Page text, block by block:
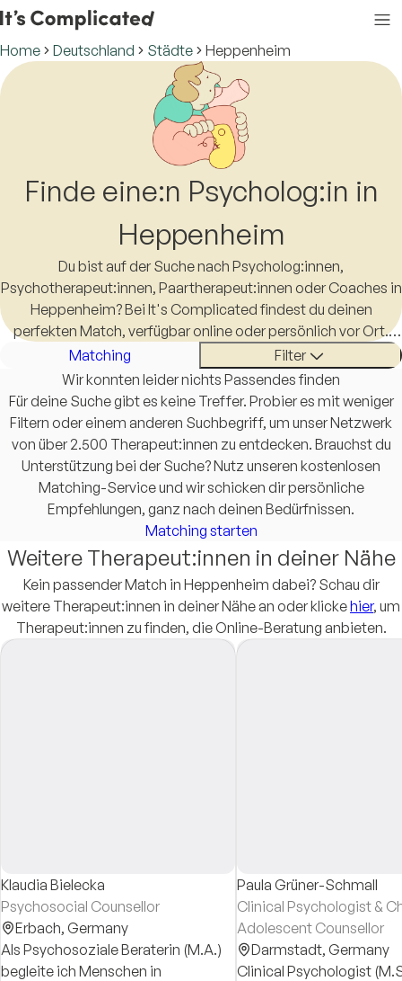
Home Deutschland Städte Heppenheim
Finde eine:n Psycholog:in in
Heppenheim
Du bist auf der Suche nach Psycholog:innen,
Psychotherapeut:innen, Paartherapeut:innen oder Coaches in
Heppenheim? Bei It's Complicated findest du deinen
perfekten Match, verfügbar online oder persönlich vor Ort.
Das Leben ist schon kompliziert genug, eine:n Therapeut:in in
Heppenheim zu finden sollte es nicht sein.
Matching
Filter
Wir konnten leider nichts Passendes finden
Für deine Suche gibt es keine Treffer. Probier es mit weniger
Filtern oder einem anderen Suchbegriff, um unser Netzwerk
von über 2.500 Therapeut:innen zu entdecken. Brauchst du
Unterstützung bei der Suche? Nutz unseren kostenlosen
Matching-Service und wir schicken dir persönliche
Empfehlungen, ganz nach deinen Bedürfnissen.
Matching starten
Weitere Therapeut:innen in deiner Nähe
Kein passender Match in Heppenheim dabei? Schau dir
weitere Therapeut:innen in deiner Nähe an oder klickehier, um
Therapeut:innen zu finden, die Online-Beratung anbieten.
Klaudia Bielecka
Psychosocial Counsellor
Erbach, Germany
Als Psychosoziale Beraterin (M.A.)
begleite ich Menschen in
Paula Grüner-Schmall
Clinical Psychologist &
Adolescent Counsellor
Darmstadt, Germany
Clinical Psychologist